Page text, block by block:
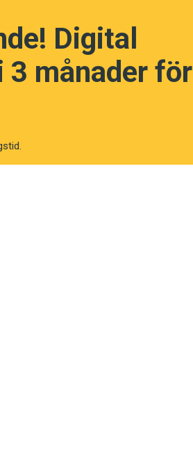
Digital
3 månader för